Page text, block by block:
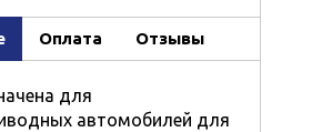
Оплата Отзывы
для
автомобилей для